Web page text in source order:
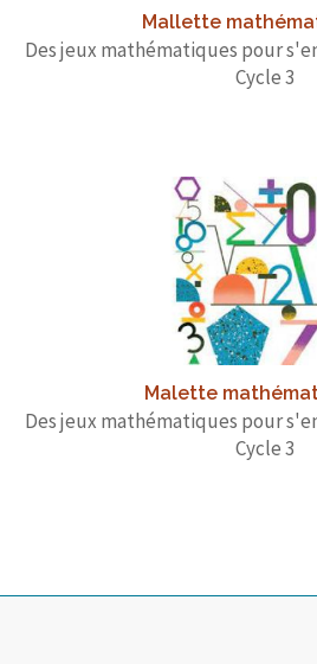
Mallette
Des jeux mathématiques pour
Cycle 3
Malette
Des jeux mathématiques pour
Cycle 3